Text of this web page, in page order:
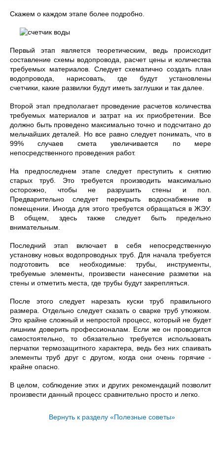
Скажем о каждом этапе более подробно.
Первый этап является теоретическим, ведь происходит
составление схемы водопровода, расчет цены и количества
требуемых материалов. Следует схематично создать план
водопровода, нарисовать, где будут установлены
счетчики, какие развилки будут иметь заглушки и так далее.
Второй этап предполагает проведение расчетов количества
требуемых материалов и затрат на их приобретении. Все
должно быть проведено максимально точно и подсчитано до
мельчайших деталей. Но все равно следует понимать, что в
99% случаев смета увеличивается по мере
непосредственного проведения работ.
На предпоследнем этапе следует преступить к снятию
старых труб. Это требуется производить максимально
осторожно, чтобы не разрушить стены и пол.
Предварительно следует перекрыть водоснабжение в
помещении. Иногда для этого требуется обращаться в ЖЭУ.
В общем, здесь также следует быть предельно
внимательным.
Последний этап включает в себя непосредственную
установку новых водопроводных труб. Для начала требуется
подготовить все необходимые: трубы, инструменты,
требуемые элементы, произвести нанесение разметки на
стены и отметить места, где трубы будут закрепляться.
После этого следует нарезать куски труб правильного
размера. Отдельно следует сказать о сварке труб утюжком.
Это крайне сложный и непростой процесс, который не будет
лишним доверить профессионалам. Если же он проводится
самостоятельно, то обязательно требуется использовать
перчатки термозащитного характера, ведь без них спаивать
элементы труб друг с другом, когда они очень горячие -
крайне опасно.
В целом, соблюдение этих и других рекомендаций позволит
произвести данный процесс сравнительно просто и легко.
Вернуть к разделу «Полезные советы»